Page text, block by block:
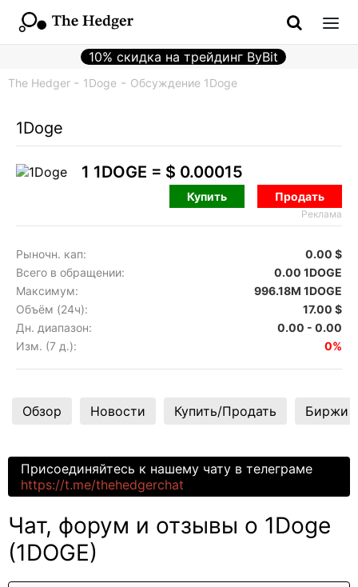
10% скидка на трейдинг ByBit
The Hedger 1Doge Обсуждение 1Doge
1Doge
1 1DOGE = $ 0.00015
Купить Продать
Реклама
Рыночн. кап:
0.00 $
Всего в обращении:
0.00 1DOGE
Максимум:
996.18M 1DOGE
Объём (24ч):
17.00 $
Дн. диапазон:
0.00 - 0.00
Изм. (7 д.):
0%
Обзор Новости Купить/Продать Биржи
Присоединяйтесь к нашему чату в телеграме
https://t.me/thehedgerchat
Чат, форум и отзывы о 1Doge
(1DOGE)